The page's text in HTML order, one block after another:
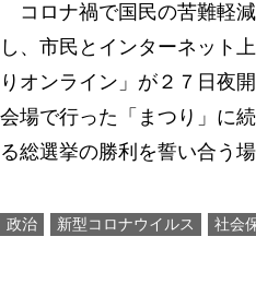
コロナ禍で国民の苦難軽
し、市民とインターネット
りオンライン」が２７日夜
会場で行った「まつり」に
る総選挙の勝利を誓い合う
政治 新型コロナウイルス 社会